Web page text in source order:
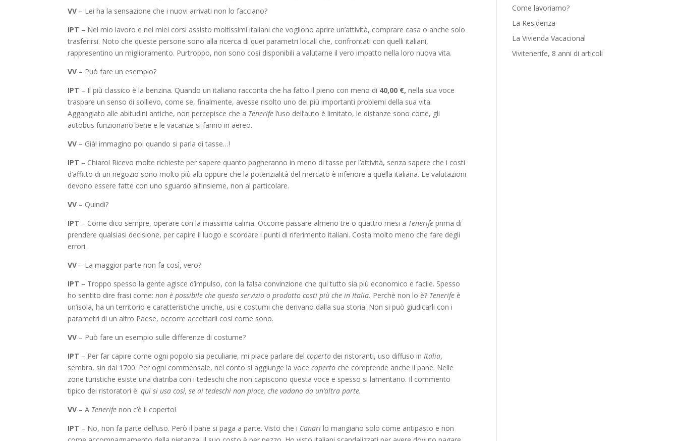
VV – Lei ha la sensazione che i nuovi arrivati non lo facciano?
IPT – Nel mio lavoro e nei miei corsi assisto moltissimi italiani che vogliono aprire un’attività, comprare casa o anche solo
trasferirsi. Noto che queste persone sono alla ricerca di quei parametri locali che, confrontati con quelli italiani,
rappresentino un miglioramento. Purtroppo, non sono così disponibili a valutarne il vero impatto nella loro nuova vita.
VV – Può fare un esempio?
IPT – Il più classico è la benzina. Quando un italiano racconta che ha fatto il pieno con meno di 40,00 €,nella sua voce
traspare un senso di sollievo, come se, finalmente, avesse risolto uno dei più importanti problemi della sua vita.
Aggangiato alle abitudini antiche, non percepisce che a Tenerife l’uso dell’auto è limitato, le distanze sono corte, gli
autobus funzionano bene e le vacanze si fanno in aereo.
VV – Già! immagino poi quando si parla di tasse…!
IPT – Chiaro! Ricevo molte richieste per sapere quanto pagheranno in meno di tasse per l’attività, senza sapere che i costi
d’affitto di un negozio sono molto più alti oppure che la potenzialità del mercato è inferiore a quella italiana. Le valutazioni
devono essere fatte con uno sguardo all’insieme, non al particolare.
VV – Quindi?
IPT – Come dico sempre, operare con la massima calma. Occorre passare almeno tre o quattro mesi a Tenerife prima di
prendere qualsiasi decisione, per capire il luogo e scordare i punti di riferimento italiani. Costa molto meno che fare degli
errori.
VV – La maggior parte non fa così, vero?
IPT – Troppo spesso la gente agisce d’impulso, con la falsa convinzione che qui tutto sia più economico e facile. Spesso
ho sentito dire frasi come:non è possibile che questo servizio o prodotto costi più che in Italia. Perchè non lo è? Tenerife è
un’isola, ha un territorio e caratteristiche uniche, usi e costumi che derivano dalla sua storia. Non si può giudicarli con i
parametri di un altro Paese, occorre accettarli così come sono.
VV – Può fare un esempio sulle differenze di costume?
IPT – Per far capire come ogni popolo sia peculiarie, mi piace parlare delcoperto dei ristoranti, uso diffuso inItalia,
sembra, sin dal 1700. Per ogni commensale, nel conto si aggiunge la vocecoperto che comprende anche il pane. Nelle
zone turistiche esiste una diatriba con i tedeschi che non capiscono questa voce e spesso si lamentano. Il commento
tipico dei ristoratori è:quì si usa così, se ai tedeschi non piace, che vadano da un’altra parte.
VV – A Tenerife non c’è il coperto!
IPT – No, non fa parte dell’uso. Però il pane si paga a parte. Visto che i Canari lo mangiano solo come antipasto e non
Come lavoriamo?
La Residenza
La Vivienda Vacacional
Vivitenerife, 8 anni di articoli